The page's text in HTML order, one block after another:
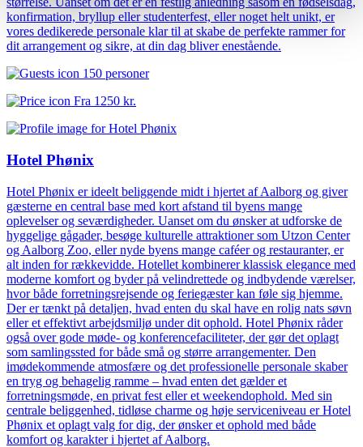
konfirmation, bryllup eller studenterfest, eller noget helt unikt, er
vores dedikerede personale klar til at skabe de perfekte rammer for
dit arrangement og sikre, at din dag bliver enestående.
150 personer
Fra 1250 kr.
Hotel Phønix
Hotel Phønix er ideelt beliggende midt i hjertet af Aalborg og giver
gæsterne en central base med kort afstand til byens mange
oplevelser og seværdigheder. Uanset om du ønsker at udforske de
hyggelige gågader, besøge kulturelle attraktioner som Utzon Center
og Aalborg Zoo, eller nyde byens mange caféer og restauranter, er
alt inden for rækkevidde. Hotellet kombinerer klassisk elegance med
moderne komfort og byder på velindrettede og indbydende værelser,
hvor både forretningsrejsende og feriegæster kan føle sig hjemme.
Der er tænkt på detaljen, hvad enten du skal have en rolig nats søvn
eller et effektivt arbejdsmiljø under dit ophold. Hotel Phønix råder
også over gode møde- og konferencefaciliteter, der gør det oplagt
som samlingssted for både små og større arrangementer. Den
imødekommende atmosfære og det professionelle personale skaber
en tryg og behagelig ramme – hvad enten det gælder et
forretningsmøde, en privat fest eller et weekendophold. Med sin
centrale beliggenhed, tidløse charme og høje serviceniveau er Hotel
Phønix et oplagt valg for dig, der ønsker et ophold med både
komfort og karakter i hjertet af Aalborg.